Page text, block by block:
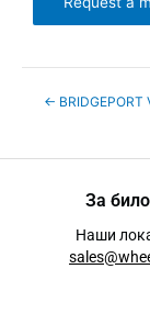
←
За
Наши